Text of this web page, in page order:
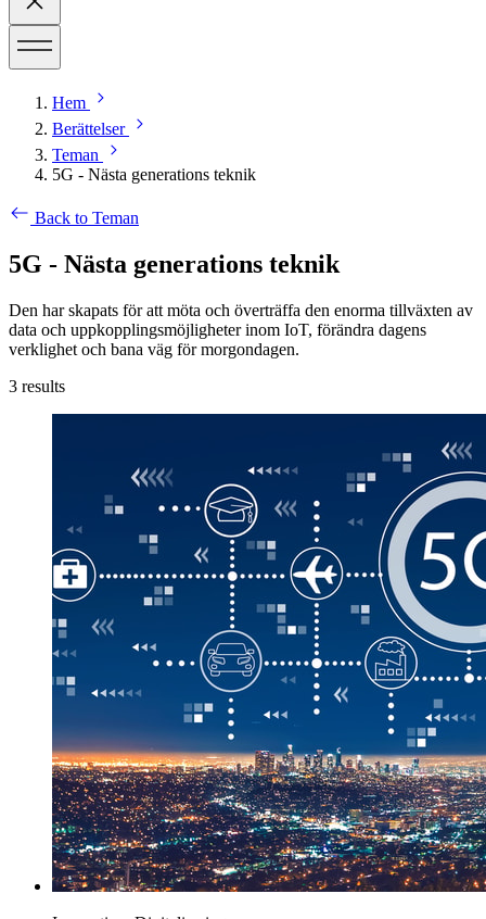
Hem
Berättelser
Teman
5G - Nästa generations teknik
Back to Teman
5G - Nästa generations teknik
Den har skapats för att möta och överträffa den enorma tillväxten av
data och uppkopplingsmöjligheter inom IoT, förändra dagens
verklighet och bana väg för morgondagen.
3 results